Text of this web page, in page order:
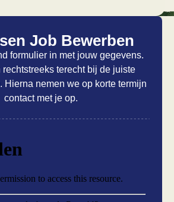
Job Bewerben
formulier in met jouw gegevens.
rechtstreeks terecht bij de juiste
Hierna nemen we op korte termijn
contact met je op.